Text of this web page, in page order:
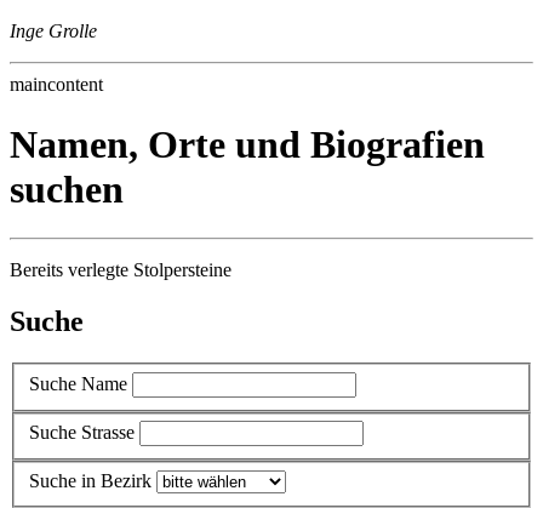
Inge Grolle
maincontent
Namen, Orte und Biografien
suchen
Bereits verlegte Stolpersteine
Suche
Suche Name
Suche Strasse
Suche in Bezirk